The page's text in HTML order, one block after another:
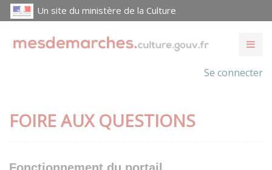
Un site du ministère de la Culture
Se connecter
FOIRE AUX QUESTIONS